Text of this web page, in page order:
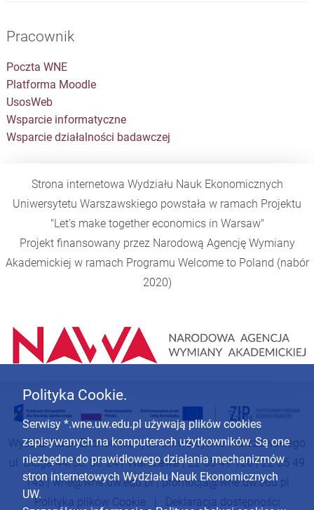
Pracownik
Poczta WNE
Platforma Moodle
UsosWeb
Wsparcie informatyczne
Wsparcie działalności badawczej
Strona internetowa Wydziału Nauk Ekonomicznych
Uniwersytetu Warszawskiego powstała w ramach Projektu
"Let's make together economics in Warsaw"
Projekt finansowany przez Narodową Agencję Wymiany
Akademickiej w ramach Programu Welcome to Poland (nabór
2020)
Wydział Nauk Ekonomicznych Uniwersytetu Warszawskiego
ul. Długa 44/50, 00-241 Warszawa | 22 55 49 126 | 22 55 49
145 |wne@wne.uw.edu.pl|promocja@wne.uw.edu.pl
Polityka plików Cookie| Deklaracja dostępności
Polityka Cookie.
Serwisy *.wne.uw.edu.pl używają plików cookies
zapisywanych na komputerach użytkowników. Są one
niezbędne do prawidłowego działania mechanizmów
stron internetowych Wydziału Nauk Ekonomicznych
UW.